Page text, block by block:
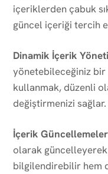
içeriklerden çabuk
güncel içeriği tercih
Dinamik İçerik
yönetebileceğiniz bir
kullanmak, düzenli
değiştirmenizi sağlar.
İçerik
olarak güncelleyerek
bilgilendirebilir hem